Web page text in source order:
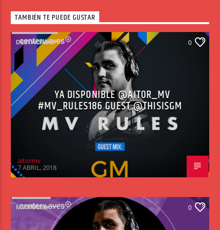
TAMBIÉN TE PUEDE GUSTAR
DESTACADO 0
YA DISPONIBLE @AITOR_MV
#MV_RULES186 GUEST @THISISGM
aitormv
7 ABRIL, 2018
MV RULES 0